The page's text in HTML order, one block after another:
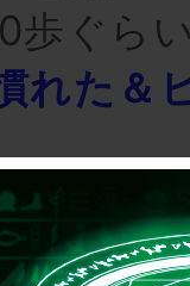
歩ぐら
れた＆
気づい
ので、